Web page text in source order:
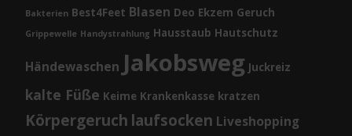
Bakterien Best4Feet Blasen Deo Ekzem Geruch
Grippewelle Handystrahlung Hausstaub Hautschutz
Händewaschen Jakobsweg Juckreiz
kalte Füße Keime Krankenkasse kratzen
Körpergeruch laufsocken Liveshopping